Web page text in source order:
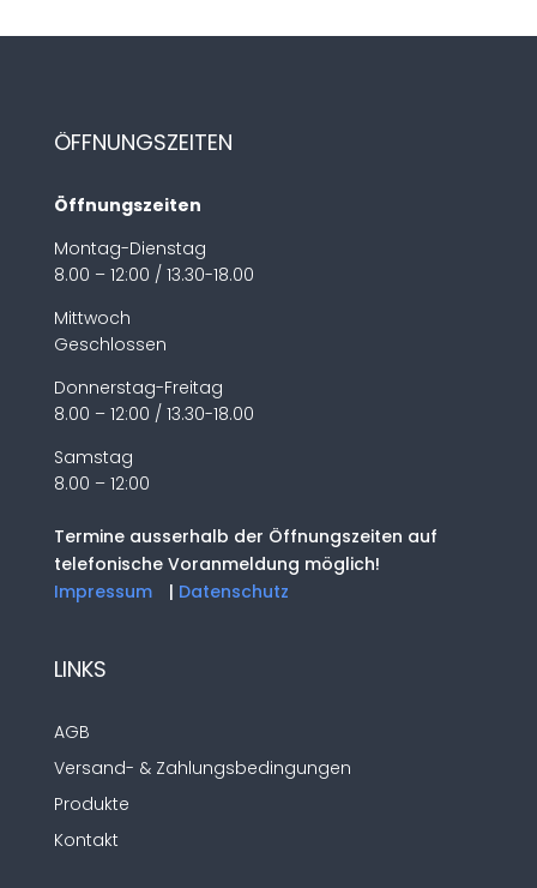
ÖFFNUNGSZEITEN
Öffnungszeiten
Montag-Dienstag
8.00 – 12:00 / 13.30-18.00
Mittwoch
Geschlossen
Donnerstag-Freitag
8.00 – 12:00 / 13.30-18.00
Samstag
8.00 – 12:00
Termine ausserhalb der Öffnungszeiten auf
telefonische Voranmeldung möglich!
Impressum
| Datenschutz
LINKS
AGB
Versand- & Zahlungsbedingungen
Produkte
Kontakt